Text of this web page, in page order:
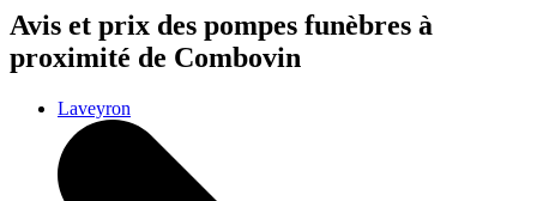
Avis et prix des pompes funèbres à
proximité de Combovin
Laveyron